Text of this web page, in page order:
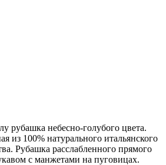
рубашка небесно-голубого цвета.
из 100% натурального итальянского
Рубашка расслабленного прямого
с манжетами на пуговицах.